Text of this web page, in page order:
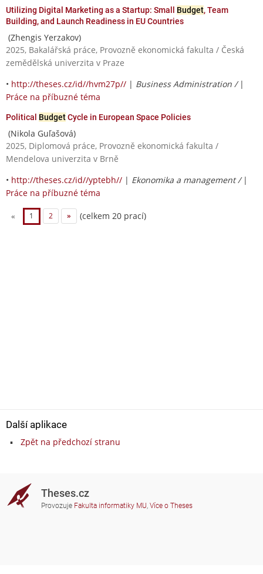
Utilizing Digital Marketing as a Startup: Small Budget, Team
Building, and Launch Readiness in EU Countries
(Zhengis Yerzakov)
2025, Bakalářská práce, Provozně ekonomická fakulta / Česká
zemědělská univerzita v Praze
• http://theses.cz/id//hvm27p// | Business Administration / |
Práce na příbuzné téma
Political BudgetCycle in European Space Policies
(Nikola Guľašová)
2025, Diplomová práce, Provozně ekonomická fakulta /
Mendelova univerzita v Brně
• http://theses.cz/id//yptebh// | Ekonomika a management / |
Práce na příbuzné téma
« 1 2 » (celkem 20 prací)
Další aplikace
Zpět na předchozí stranu
Theses.cz
Provozuje Fakulta informatiky MU, Více o Theses